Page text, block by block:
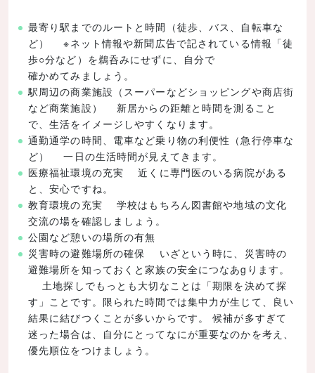
最寄り駅までのルートと時間（徒歩、バス、自転車な
ど） ※ネット情報や新聞広告で記されている情報「徒
歩○分など）を鵜呑みにせずに、自分で
確かめてみましょう。
駅周辺の商業施設（スーパーなどショッピングや商店街
など商業施設） 新居からの距離と時間を測ること
で、生活をイメージしやすくなります。
通勤通学の時間、電車など乗り物の利便性（急行停車な
ど） 一日の生活時間が見えてきます。
医療福祉環境の充実 近くに専門医のいる病院がある
と、安心ですね。
教育環境の充実 学校はもちろん図書館や地域の文化
交流の場を確認しましょう。
公園など憩いの場所の有無
災害時の避難場所の確保 いざという時に、災害時の
避難場所を知っておくと家族の安全につなあgります。
土地探しでもっとも大切なことは「期限を決めて探
す」ことです。限られた時間では集中力が生じて、良い
結果に結びつくことが多いからです。 候補が多すぎて
迷った場合は、自分にとってなにが重要なのかを考え、
優先順位をつけましょう。